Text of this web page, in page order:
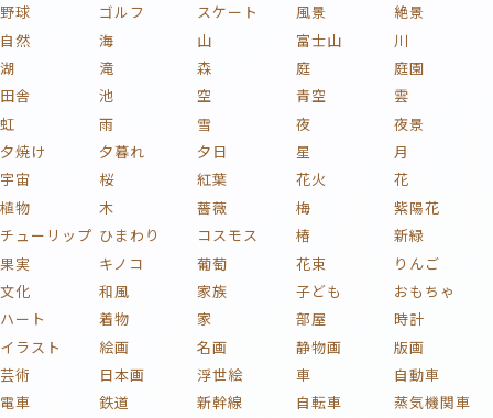
野球
ゴルフ スケート 風景
絶景
自然
海 山 富士山
川
湖
滝 森 庭
庭園
田舎
池 空 青空
雲
虹
雨 雪 夜
夜景
夕焼け
夕暮れ 夕日 星
月
宇宙
桜 紅葉 花火
花
植物
木 薔薇 梅
紫陽花
チューリップ ひまわり コスモス 椿
新緑
果実
キノコ 葡萄 花束
りんご
文化
和風 家族 子ども
おもちゃ
ハート
着物 家 部屋
時計
イラスト
絵画 名画 静物画
版画
芸術
日本画 浮世絵 車
自動車
電車
鉄道 新幹線 自転車
蒸気機関車